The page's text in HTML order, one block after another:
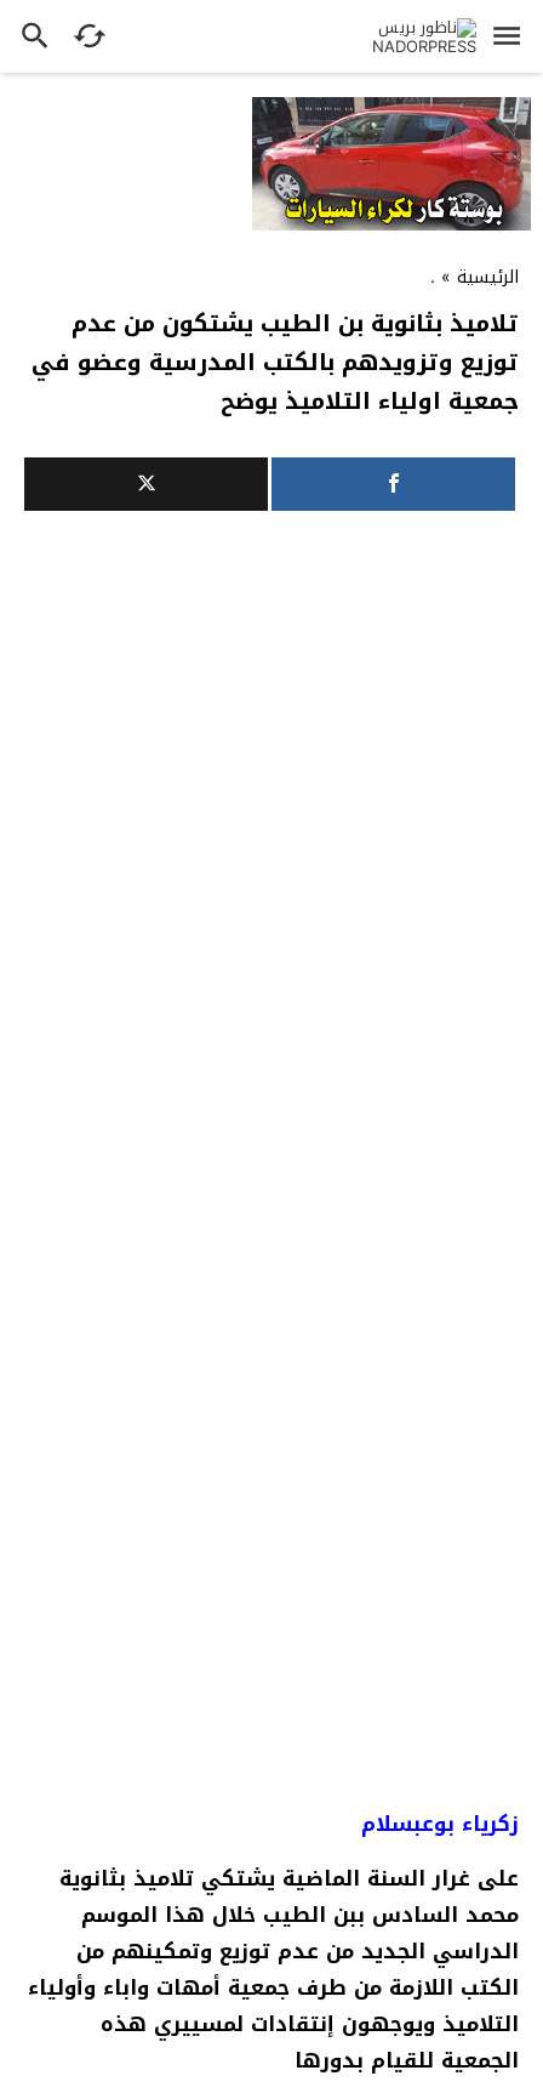
الرئيسية »
.
تلاميذ بثانوية بن الطيب يشتكون من عدم
توزيع وتزويدهم بالكتب المدرسية وعضو في
جمعية اولياء التلاميذ يوضح
زكرياء بوعبسلام
على غرار السنة الماضية يشتكي تلاميذ بثانوية
محمد السادس ببن الطيب خلال هذا الموسم
الدراسي الجديد من عدم توزيع وتمكينهم من
الكتب اللازمة من طرف جمعية أمهات واباء وأولياء
التلاميذ ويوجهون إنتقادات لمسييري هذه
الجمعية للقيام بدورها